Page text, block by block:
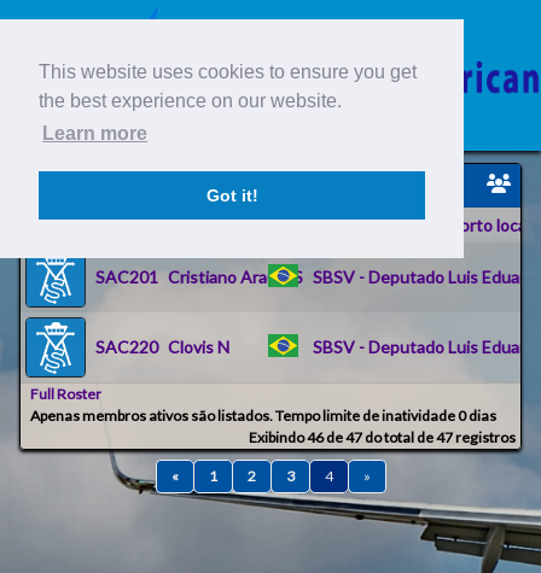
This website uses cookies to ensure you get
the best experience on our website.
Learn more
Got it!
ID IDENT Nome Aeroporto local
SAC201 Cristiano Araujo S SBSV - Deputado Luis
SAC220 Clovis N SBSV - Deputado Luis
Full Roster
Apenas membros ativos são listados. Tempo limite de inatividade 0 dias
Exibindo 46 de 47 do total de 47 registros
« 1 2 3 4 »